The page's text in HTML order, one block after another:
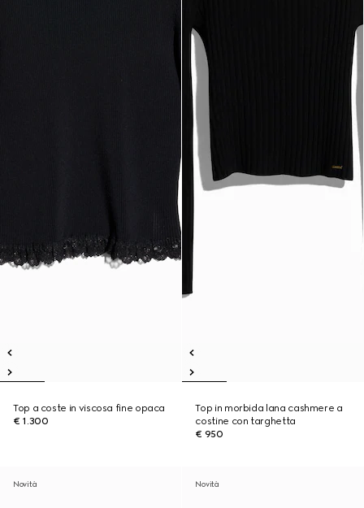
Top a coste in viscosa fine opaca
€ 1.300
Top in morbida lana cashmere a
costine con targhetta
€ 950
Novità Novità